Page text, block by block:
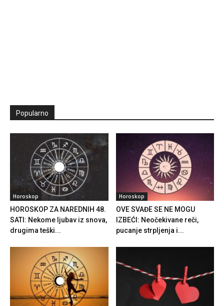
Popularno
Horoskop
HOROSKOP ZA NAREDNIH 48.
SATI: Nekome ljubav iz snova,
drugima teški...
Horoskop
OVE SVAĐE SE NE MOGU
IZBEĆI: Neočekivane reči,
pucanje strpljenja i...